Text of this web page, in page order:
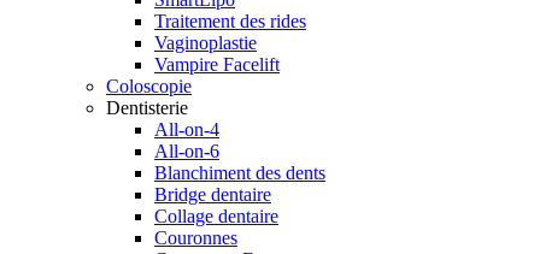
Traitement des rides
Vaginoplastie
Vampire Facelift
Coloscopie
Dentisterie
All-on-4
All-on-6
Blanchiment des dents
Bridge dentaire
Collage dentaire
Couronnes